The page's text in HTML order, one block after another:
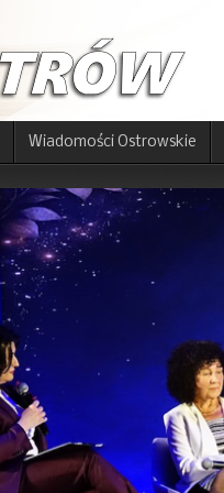
Wiadomości Ostrowskie